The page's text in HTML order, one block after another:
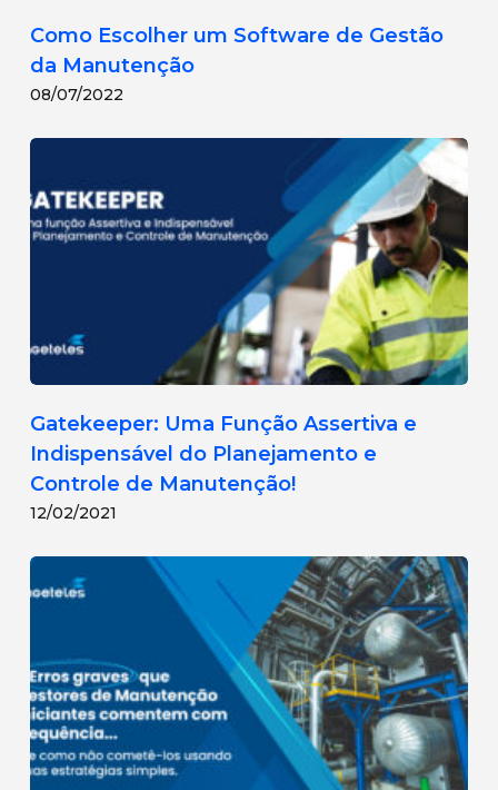
Como Escolher um Software de Gestão
da Manutenção
08/07/2022
Gatekeeper: Uma Função Assertiva e
Indispensável do Planejamento e
Controle de Manutenção!
12/02/2021